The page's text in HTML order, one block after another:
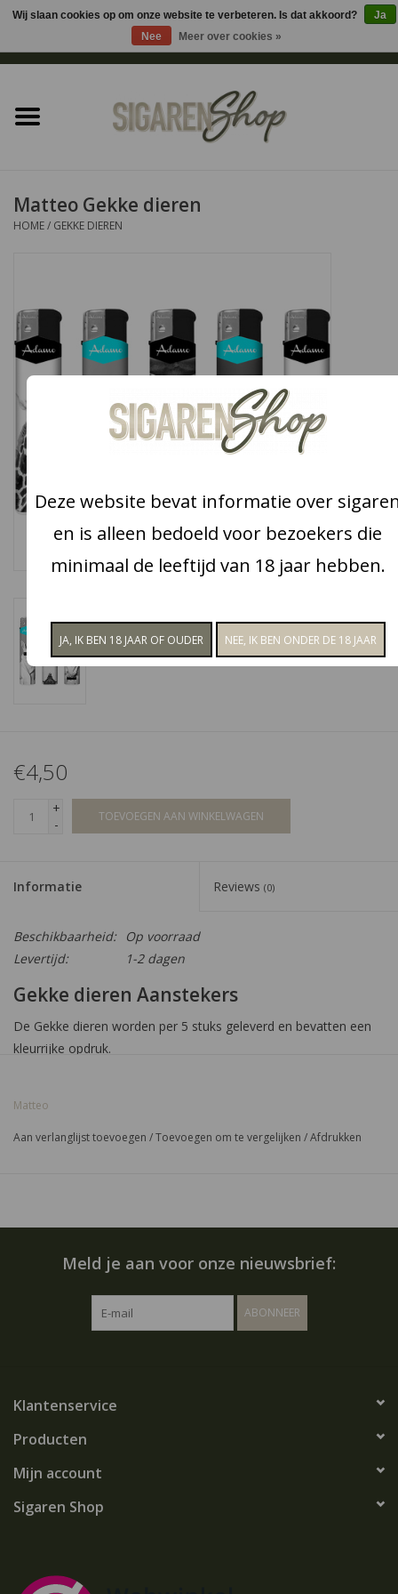
Sigaren accessoires
Headshop
Cadeau
Snoep
Aanbiedingen
Koffie en thee
Matteo Gekke dieren
HOME/ GEKKE DIEREN
€4,50
+
-
TOEVOEGEN AAN WINKELWAGEN
Informatie Reviews (0)
Beschikbaarheid:
Op voorraad
Levertijd:
1-2 dagen
Gekke dieren Aanstekers
De Gekke dieren worden per 5 stuks geleverd en bevatten een
kleurrijke opdruk.
stuur een e-mail naar
Matteo
Aan verlanglijst toevoegen /Toevoegen om te vergelijken /Afdrukken
Meld je aan voor onze nieuwsbrief:
ABONNEER
Klantenservice
Producten
Mijn account
Sigaren Shop
Wij slaan cookies op om onze website te verbeteren. Is dat akkoord?
Ja
Nee
Meer over cookies »
Deze website bevat informatie over
en is alleen bedoeld voor bezoekers die
minimaal de leeftijd van 18 jaar hebben.